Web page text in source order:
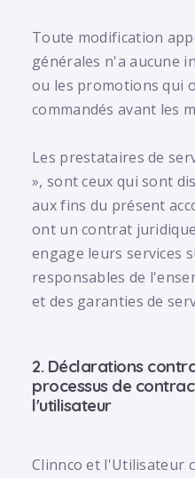
Toute modification
générales n'a aucune
ou les promotions qui
commandés avant les
Les prestataires de
», sont ceux qui sont
aux fins du présent
ont un contrat
engage leurs services
responsables de
et des garanties de
2. Déclarations
processus de
l'utilisateur
Clinnco et l'Utilisateur